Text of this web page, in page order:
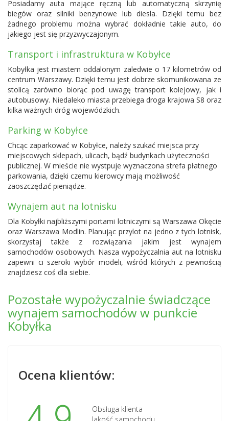
Posiadamy auta mające ręczną lub automatyczną skrzynię
biegów oraz silniki benzynowe lub diesla. Dzięki temu bez
żadnego problemu można wybrać dokładnie takie auto, do
jakiego jest się przyzwyczajonym.
Transport i infrastruktura w Kobyłce
Kobyłka jest miastem oddalonym zaledwie o 17 kilometrów od
centrum Warszawy. Dzięki temu jest dobrze skomunikowana ze
stolicą zarówno biorąc pod uwagę transport kolejowy, jak i
autobusowy. Niedaleko miasta przebiega droga krajowa S8 oraz
kilka ważnych dróg wojewódzkich.
Parking w Kobyłce
Chcąc zaparkować w Kobyłce, należy szukać miejsca przy
miejscowych sklepach, ulicach, bądź budynkach użyteczności
publicznej. W mieście nie wystpuje wyznaczona strefa płatnego
parkowania, dzięki czemu kierowcy mają możliwość
zaoszczędzić pieniądze.
Wynajem aut na lotnisku
Dla Kobyłki najbliższymi portami lotniczymi są Warszawa Okęcie
oraz Warszawa Modlin. Planując przylot na jedno z tych lotnisk,
skorzystaj także z rozwiązania jakim jest wynajem
samochodów osobowych. Nasza wypożyczalnia aut na lotnisku
zapewni ci szeroki wybór modeli, wśród których z pewnością
znajdziesz coś dla siebie.
Pozostałe wypożyczalnie świadczące
wynajem samochodów w punkcie
Kobyłka
Ocena klientów:
Obsługa klienta